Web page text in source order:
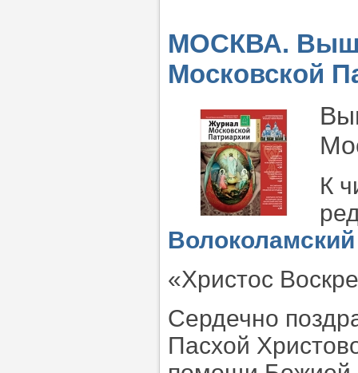
МОСКВА.
Московской
К
«Христос
Сердечно
Пасхой